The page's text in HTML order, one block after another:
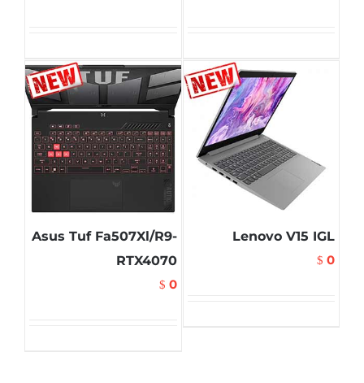
Lenovo V15 IGL
$ 0
Asus Tuf Fa507Xl/R9-
RTX4070
$ 0